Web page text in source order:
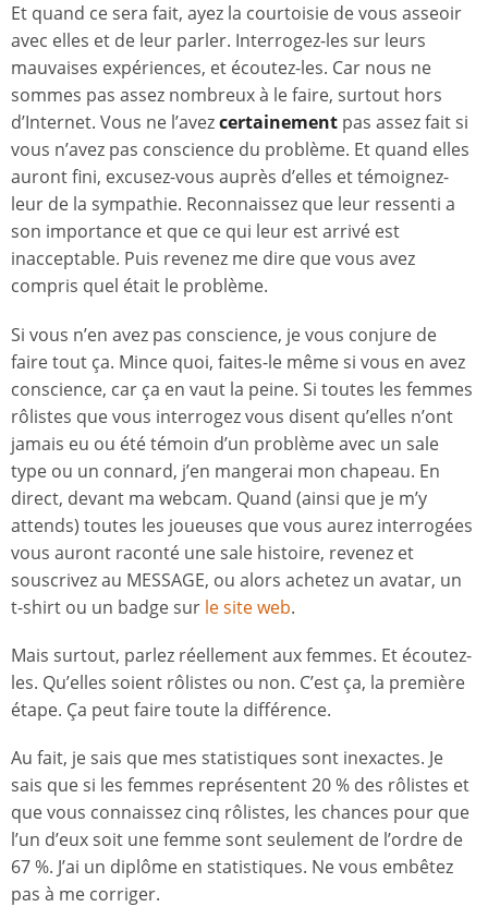
Et quand ce sera fait, ayez la courtoisie de vous asseoir
avec elles et de leur parler. Interrogez-les sur leurs
mauvaises expériences, et écoutez-les. Car nous ne
sommes pas assez nombreux à le faire, surtout hors
d’Internet. Vous ne l’avezcertainement pas assez fait si
vous n’avez pas conscience du problème. Et quand elles
auront fini, excusez-vous auprès d’elles et témoignez-
leur de la sympathie. Reconnaissez que leur ressenti a
son importance et que ce qui leur est arrivé est
inacceptable. Puis revenez me dire que vous avez
compris quel était le problème.
Si vous n’en avez pas conscience, je vous conjure de
faire tout ça. Mince quoi, faites-le même si vous en avez
conscience, car ça en vaut la peine. Si toutes les femmes
rôlistes que vous interrogez vous disent qu’elles n’ont
jamais eu ou été témoin d’un problème avec un sale
type ou un connard, j’en mangerai mon chapeau. En
direct, devant ma webcam. Quand (ainsi que je m’y
attends) toutes les joueuses que vous aurez interrogées
vous auront raconté une sale histoire, revenez et
souscrivez au MESSAGE, ou alors achetez un avatar, un
t-shirt ou un badge sur le site web.
Mais surtout, parlez réellement aux femmes. Et écoutez-
les. Qu’elles soient rôlistes ou non. C’est ça, la première
étape. Ça peut faire toute la différence.
Au fait, je sais que mes statistiques sont inexactes. Je
sais que si les femmes représentent 20 % des rôlistes et
que vous connaissez cinq rôlistes, les chances pour que
l’un d’eux soit une femme sont seulement de l’ordre de
67 %. J’ai un diplôme en statistiques. Ne vous embêtez
pas à me corriger.